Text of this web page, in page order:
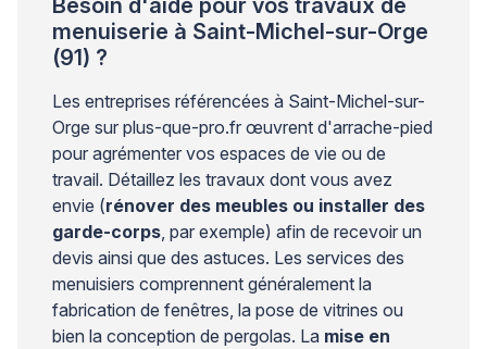
menuiserie à Saint-Michel-sur-Orge
(91) ?
Les entreprises référencées à Saint-Michel-sur-
Orge sur plus-que-pro.fr œuvrent d'arrache-pied
pour agrémenter vos espaces de vie ou de
travail. Détaillez les travaux dont vous avez
envie (rénover des meubles ou installer des
garde-corps , par exemple) afin de recevoir un
devis ainsi que des astuces. Les services des
menuisiers comprennent généralement la
fabrication de fenêtres, la pose de vitrines ou
bien la conception de pergolas. La mise en